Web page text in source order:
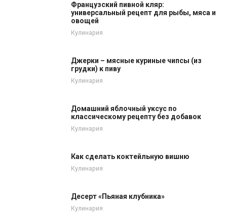
Французский пивной кляр:
универсальный рецепт для рыбы, мяса и
овощей
Кулинария
Джерки – мясные куриные чипсы (из
грудки) к пиву
Кулинария
Домашний яблочный уксус по
классическому рецепту без добавок
Кулинария
Как сделать коктейльную вишню
Кулинария
Десерт «Пьяная клубника»
Кулинария